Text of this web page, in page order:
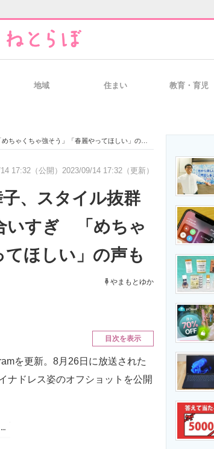
経営リーダーのコミュニティ
IT製品の技術・比較・事例 製造業のIT導入・活用を支援
エネルギーの専門メディア
地域 住まい 教育・育児
ゃくちゃ強そう」「春麗やってほしい」の声も
17:32（公開） 2023/09/14 17:32（更新）
、スタイル抜群
いすぎ 「めちゃ
てほしい」の声も
やまもとゆか
目次を表示
を更新。8月26日に放送された
ナドレス姿のオフショットを公開